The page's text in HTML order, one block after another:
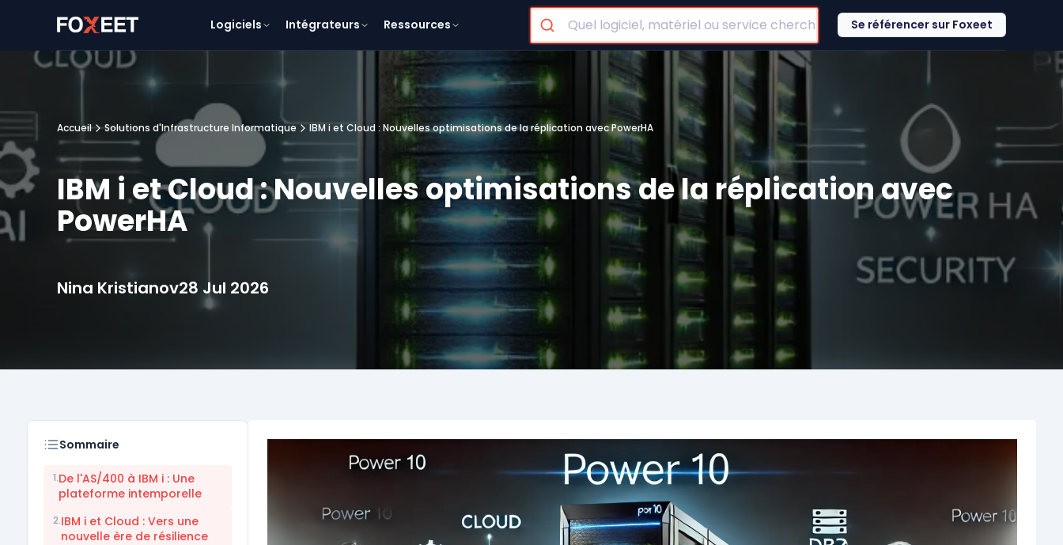
Logiciels Intégrateurs Ressources Se référencer sur Foxeet
Accueil Solutions d'Infrastructure Informatique IBM i et Cloud : Nouvelles optimisations de la réplication avec PowerHA
IBM i et Cloud : Nouvelles optimisations de la réplication avec
PowerHA
Nina Kristianov28 Jul 2026
Sommaire
1.De l'AS/400 à IBM i : Une
plateforme intemporelle
2.IBM i et Cloud : Vers une
nouvelle ère de résilience